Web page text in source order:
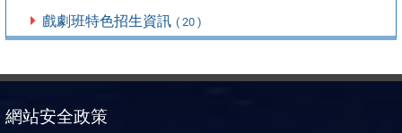
戲劇班特色招生資訊 ( 20 )
網站安全政策